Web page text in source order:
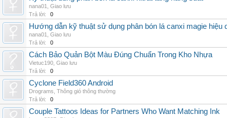
nana01
Giao lưu
Trả lời:
0
Hướng dẫn kỹ thuật sử dụng phân bón lá canxi magie hiệu
nana01
Giao lưu
Trả lời:
0
Cách Bảo Quản Bột Màu Đúng Chuẩn Trong Kho Nhựa
Vietuc190 Giao lưu
Trả lời:
0
Cyclone Field360 Android
Drograms Thông gió thông thường
Trả lời:
0
Couple Tattoos Ideas for Partners Who Want Matching Ink